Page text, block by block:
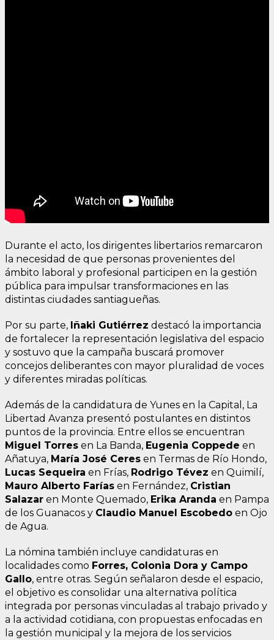
Durante el acto, los dirigentes libertarios remarcaron
la necesidad de que personas provenientes del
ámbito laboral y profesional participen en la gestión
pública para impulsar transformaciones en las
distintas ciudades santiagueñas.
Por su parte, Iñaki Gutiérrez destacó la importancia
de fortalecer la representación legislativa del espacio
y sostuvo que la campaña buscará promover
concejos deliberantes con mayor pluralidad de voces
y diferentes miradas políticas.
Además de la candidatura de Yunes en la Capital, La
Libertad Avanza presentó postulantes en distintos
puntos de la provincia. Entre ellos se encuentran
Miguel Torres en La Banda, Eugenia Coppede en
Añatuya, María José Ceres en Termas de Río Hondo,
Lucas Sequeira en Frías, Rodrigo Tévez en Quimilí,
Mauro Alberto Farías en Fernández, Cristian
Salazar en Monte Quemado, Erika Aranda en Pampa
de los Guanacos y Claudio Manuel Escobedo en Ojo
de Agua.
La nómina también incluye candidaturas en
localidades como Forres, Colonia Dora y Campo
Gallo, entre otras. Según señalaron desde el espacio,
el objetivo es consolidar una alternativa política
integrada por personas vinculadas al trabajo privado y
a la actividad cotidiana, con propuestas enfocadas en
la gestión municipal y la mejora de los servicios